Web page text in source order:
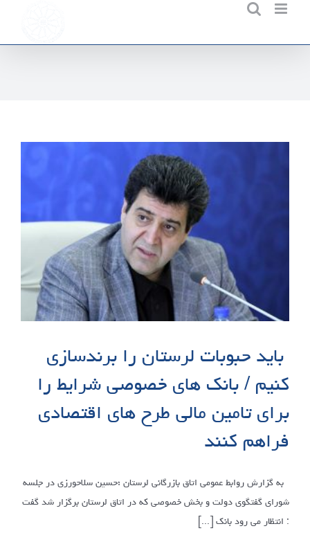
content
باید حبوبات لرستان را برندسازی
کنیم / بانک های خصوصی شرایط را
برای تامین مالی طرح های اقتصادی
فراهم کنند
به گزارش روابط عمومی اتاق بازرگانی لرستان ؛حسین سلاحورزی در جلسه
شورای گفتگوی دولت و بخش خصوصی که در اتاق لرستان برگزار شد گفت
: انتظار می ‌رود بانک‌ [...]